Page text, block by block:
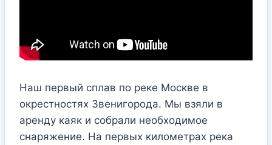
Наш первый сплав по реке Москве в
окрестностях Звенигорода. Мы взяли в
аренду каяк и собрали необходимое
снаряжение. На первых километрах река